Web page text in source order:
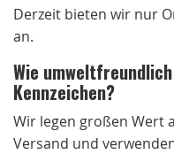
Derzeit bieten wir nur
an.
Wie
Kennzeichen?
Wir legen großen Wert
Versand und